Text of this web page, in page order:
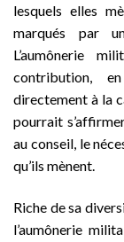
lesquels elles
marqués par
L’aumônerie
contribution,
directement à la
pourrait
au conseil, le
qu’ils mènent.
Riche de sa
l’aumônerie